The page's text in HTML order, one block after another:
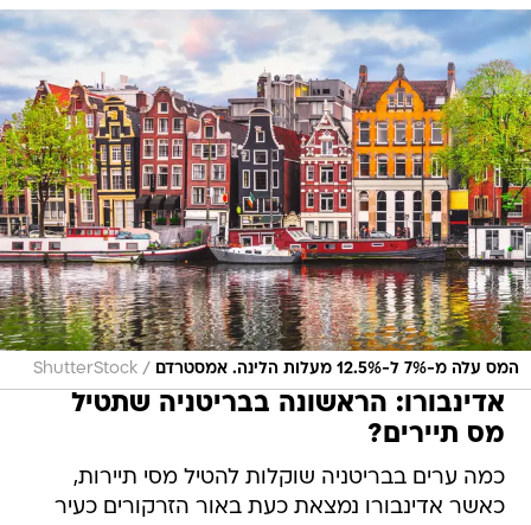
המס עלה מ-7% ל-12.5% מעלות הלינה. אמסטרדם /
ShutterStock
אדינבורו: הראשונה בבריטניה שתטיל
מס תיירים?
כמה ערים בבריטניה שוקלות להטיל מסי תיירות,
כאשר אדינבורו נמצאת כעת באור הזרקורים כעיר